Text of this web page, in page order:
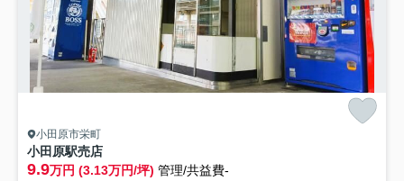
小田原市栄町
小田原駅売店
9.9万円 (3.13万円/坪) 管理/共益費-